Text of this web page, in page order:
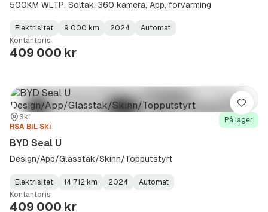
500KM WLTP, Soltak, 360 kamera, App, forvarming
Fuel
Type:
Elektrisitet
Kilometerstand:
9 000 km
Model
Year:
2024
Gearbox
Type:
Automat
Kontantpris
409 000 kr
Sted:
Ski
Forhandler:
RSA BIL Ski
På lager
BYD Seal U
Design/App/Glasstak/Skinn/Topputstyrt
Fuel
Type:
Elektrisitet
Kilometerstand :
14 712 km
Model
Year:
2024
Gearbox
Type:
Automat
Kontantpris
409 000 kr
Lagre